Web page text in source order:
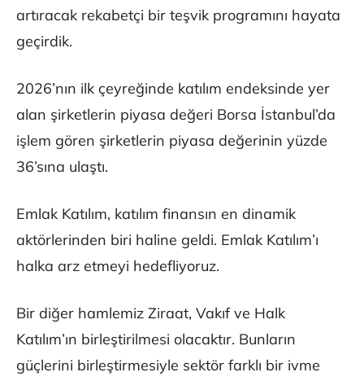
artıracak rekabetçi bir teşvik programını hayata
geçirdik.
2026’nın ilk çeyreğinde katılım endeksinde yer
alan şirketlerin piyasa değeri Borsa İstanbul’da
işlem gören şirketlerin piyasa değerinin yüzde
36’sına ulaştı.
Emlak Katılım, katılım finansın en dinamik
aktörlerinden biri haline geldi. Emlak Katılım’ı
halka arz etmeyi hedefliyoruz.
Bir diğer hamlemiz Ziraat, Vakıf ve Halk
Katılım’ın birleştirilmesi olacaktır. Bunların
güçlerini birleştirmesiyle sektör farklı bir ivme